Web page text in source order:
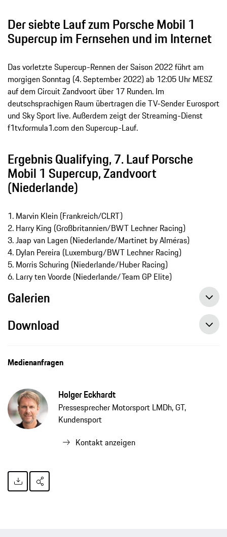
Der siebte Lauf zum Porsche Mobil 1
Supercup im Fernsehen und im Internet
Das vorletzte Supercup-Rennen der Saison 2022 führt am
morgigen Sonntag (4. September 2022) ab 12:05 Uhr MESZ
auf dem Circuit Zandvoort über 17 Runden. Im
deutschsprachigen Raum übertragen die TV-Sender Eurosport
und Sky Sport live. Außerdem zeigt der Streaming-Dienst
f1tv.formula1.com den Supercup-Lauf.
Ergebnis Qualifying, 7. Lauf Porsche
Mobil 1 Supercup, Zandvoort
(Niederlande)
1. Marvin Klein (Frankreich/CLRT)
2. Harry King (Großbritannien/BWT Lechner Racing)
3. Jaap van Lagen (Niederlande/Martinet by Alméras)
4. Dylan Pereira (Luxemburg/BWT Lechner Racing)
5. Morris Schuring (Niederlande/Huber Racing)
6. Larry ten Voorde (Niederlande/Team GP Elite)
Galerien
Download
Medienanfragen
Holger Eckhardt
Pressesprecher Motorsport LMDh, GT,
Kundensport
Kontakt anzeigen